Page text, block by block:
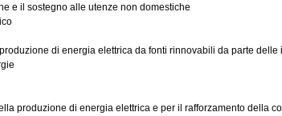
e il sostegno alle utenze non domestiche
di energia elettrica da fonti rinnovabili da parte delle
produzione di energia elettrica e per il rafforzamento della